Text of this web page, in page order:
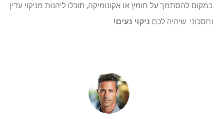
במקום להסתמך על חומץ או אקונומיקה, תוכלו ליהנות מניקוי עדין
וחסכוני. שיהיה לכם ניקוי נעים!